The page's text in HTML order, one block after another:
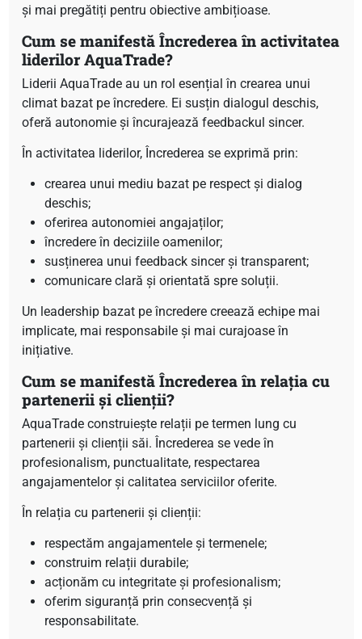
și mai pregătiți pentru obiective ambițioase.
Cum se manifestă Încrederea în activitatea
liderilor AquaTrade?
Liderii AquaTrade au un rol esențial în crearea unui
climat bazat pe încredere. Ei susțin dialogul deschis,
oferă autonomie și încurajează feedbackul sincer.
În activitatea liderilor, Încrederea se exprimă prin:
crearea unui mediu bazat pe respect și dialog
deschis;
oferirea autonomiei angajaților;
încredere în deciziile oamenilor;
susținerea unui feedback sincer și transparent;
comunicare clară și orientată spre soluții.
Un leadership bazat pe încredere creează echipe mai
implicate, mai responsabile și mai curajoase în
inițiative.
Cum se manifestă Încrederea în relația cu
partenerii și clienții?
AquaTrade construiește relații pe termen lung cu
partenerii și clienții săi. Încrederea se vede în
profesionalism, punctualitate, respectarea
angajamentelor și calitatea serviciilor oferite.
În relația cu partenerii și clienții:
respectăm angajamentele și termenele;
construim relații durabile;
acționăm cu integritate și profesionalism;
oferim siguranță prin consecvență și
responsabilitate.